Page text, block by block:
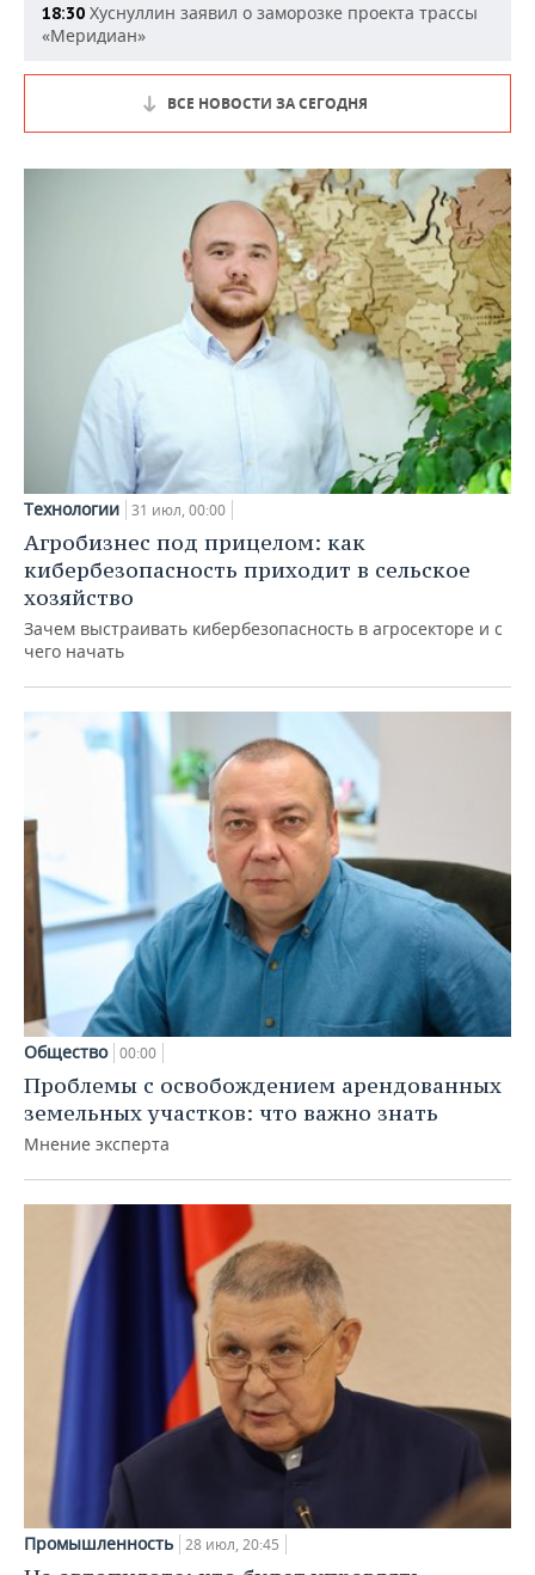
18:30 Хуснуллин заявил о заморозке проекта трассы
«Меридиан»
ВСЕ НОВОСТИ ЗА СЕГОДНЯ
Технологии 31 июл, 00:00
Агробизнес под прицелом: как
кибербезопасность приходит в сельское
хозяйство
Зачем выстраивать кибербезопасность в агросекторе и с
чего начать
Общество 00:00
Проблемы с освобождением арендованных
земельных участков: что важно знать
Мнение эксперта
Промышленность 28 июл, 20:45